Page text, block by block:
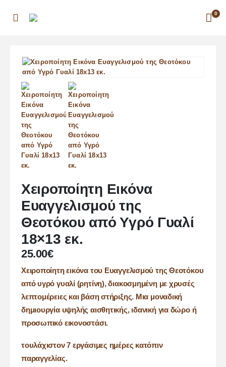
0
Χειροποίητη Εικόνα
Ευαγγελισμού της
Θεοτόκου από Υγρό Γυαλί
18×13 εκ.
25.00€
Χειροποίητη εικόνα του Ευαγγελισμού της Θεοτόκου
από υγρό γυαλί (ρητίνη), διακοσμημένη με χρυσές
λεπτομέρειες και βάση στήριξης. Μια μοναδική
δημιουργία υψηλής αισθητικής, ιδανική για δώρο ή
προσωπικό εικονοστάσι.
τουλάχιστον 7 εργάσιμες ημέρες κατόπιν
παραγγελίας.